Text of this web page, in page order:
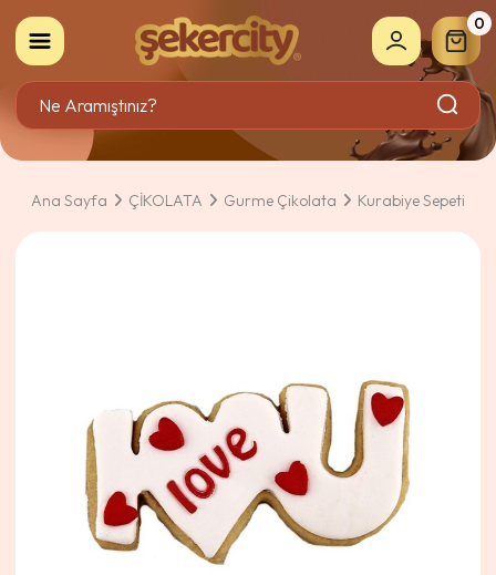
0
Ana Sayfa ÇİKOLATA Gurme Çikolata Kurabiye Sepeti